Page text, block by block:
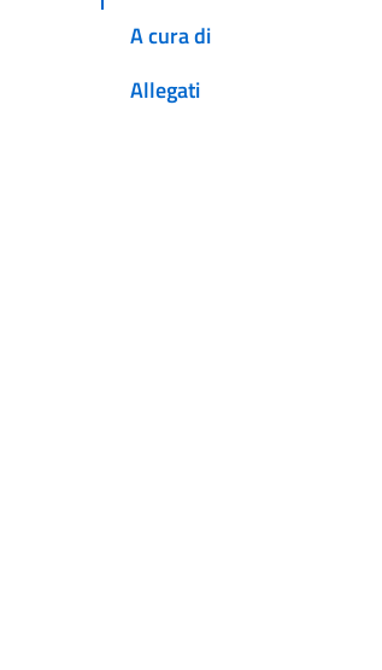
A cura di
Allegati